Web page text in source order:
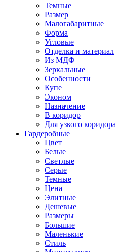
Темные
Размер
Малогабаритные
Форма
Угловые
Отделка и материал
Из МДФ
Зеркальные
Особенности
Купе
Эконом
Назначение
В коридор
Для узкого коридора
Гардеробные
Цвет
Белые
Светлые
Серые
Темные
Цена
Элитные
Дешевые
Размеры
Большие
Маленькие
Стиль